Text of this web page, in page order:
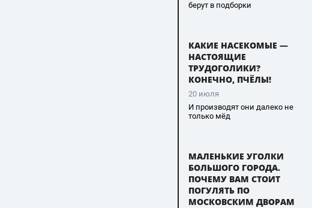
берут в подборки
КАКИЕ НАСЕКОМЫЕ —
НАСТОЯЩИЕ
ТРУДОГОЛИКИ?
КОНЕЧНО, ПЧЁЛЫ!
20 июля
И производят они далеко не
только мёд
МАЛЕНЬКИЕ УГОЛКИ
БОЛЬШОГО ГОРОДА.
ПОЧЕМУ ВАМ СТОИТ
ПОГУЛЯТЬ ПО
МОСКОВСКИМ ДВОРАМ